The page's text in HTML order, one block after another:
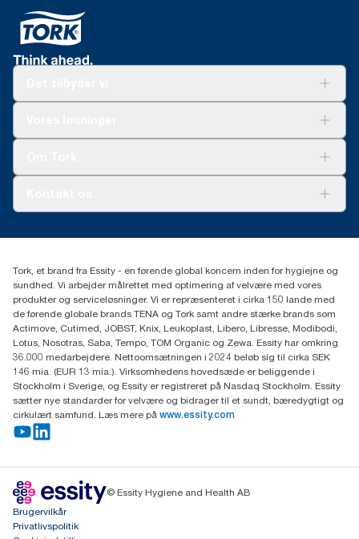
Smiley-rapport
(+45) 48 16 82 44
Professional Hygiene
Gydevang 33
DK-3450 Allerød
Tork, et brand fra Essity - en førende global koncern inden for hygiejne og
sundhed. Vi arbejder målrettet med optimering af velvære med vores
produkter og serviceløsninger. Vi er repræsenteret i cirka 150 lande med
de førende globale brands TENA og Tork samt andre stærke brands som
Actimove, Cutimed, JOBST, Knix, Leukoplast, Libero, Libresse, Modibodi,
Lotus, Nosotras, Saba, Tempo, TOM Organic og Zewa. Essity har omkring
36.000 medarbejdere. Nettoomsætningen i 2024 beløb sig til cirka SEK
146 mia. (EUR 13 mia.). Virksomhedens hovedsæde er beliggende i
Stockholm i Sverige, og Essity er registreret på Nasdaq Stockholm. Essity
sætter nye standarder for velvære og bidrager til et sundt, bæredygtigt og
cirkulært samfund. Læs mere på www.essity.com
© Essity Hygiene and Health AB
Brugervilkår
Privatlivspolitik